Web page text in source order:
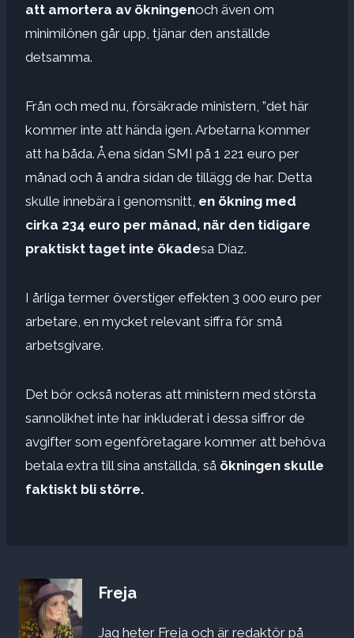
att amortera av ökningenoch även om
minimilönen går upp, tjänar den anställde
detsamma.
Från och med nu, försäkrade ministern, ”det här
kommer inte att hända igen. Arbetarna kommer
att ha båda. Å ena sidan SMI på 1 221 euro per
månad och å andra sidan de tillägg de har. Detta
skulle innebära i genomsnitt, en ökning med
cirka 234 euro per månad, när den tidigare
praktiskt taget inte ökadesa Díaz.
I årliga termer överstiger effekten 3 000 euro per
arbetare, en mycket relevant siffra för små
arbetsgivare.
Det bör också noteras att ministern med största
sannolikhet inte har inkluderat i dessa siffror de
avgifter som egenföretagare kommer att behöva
betala extra till sina anställda, så ökningen skulle
faktiskt bli större.
Freja
Jag heter Freja och är redaktör på